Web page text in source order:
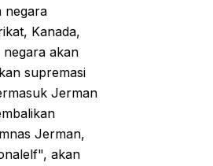
negara
Kanada,
akan
supremasi
Jerman
Jerman,
akan